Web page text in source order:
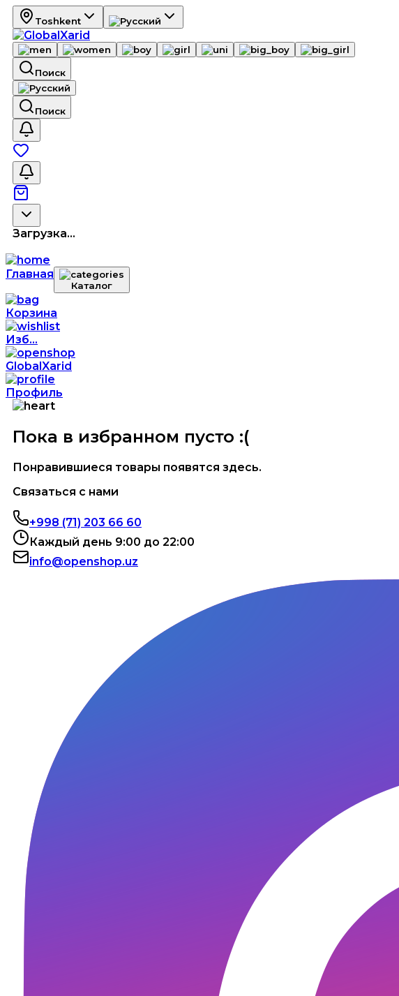
Toshkent
Поиск
Поиск
Загрузка...
Главная
Каталог
Корзина
Изб...
GlobalXarid
Профиль
Пока в избранном пусто :(
Понравившиеся товары появятся здесь.
Связаться с нами
+998 (71) 203 66 60
Каждый день 9:00 до 22:00
info@openshop.uz